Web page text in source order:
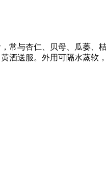
与杏仁、贝母、瓜蒌、
送服。外用可隔水蒸软